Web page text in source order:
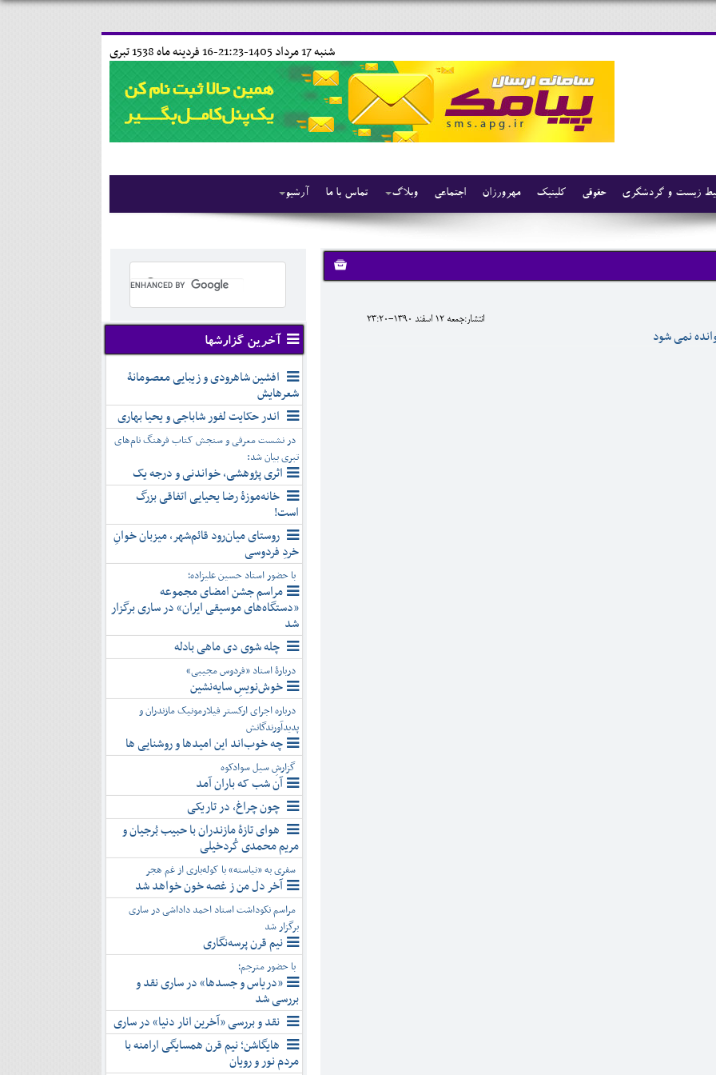
16 فردينه ماه 1538 تبری شنبه 17 مرداد 1405-21:23-
آرشیو تماس با ما وبلاگ اجتماعی مهرورزان کلینیک حقوقی زیست و گردشگری
انتشار:جمعه 12 اسفند 1390-23:20
نمی شود
آخرین گزارشها
افشین شاهرودی و زیبایی معصومانۀ
شعرهایش
اندر حکایت لفور شاباجی و یحیا بهاری
در نشست معرفی و سنجش کتاب فرهنگ نام‌های
تبری بیان شد:
اثری پژوهشی، خواندنی و درجه یک
خانه‌موزۀ رضا یحیایی اتفاقی بزرگ
است!
روستای میان‌رود قائم‌شهر، میزبان خوانِ
خردِ فردوسی
با حضور استاد حسین علیزاده؛
مراسم جشن امضای مجموعه
«دستگاه‌های موسیقی ایران» در ساری برگزار
شد
چله شوی دی ماهی بادله
دربارۀ استاد «فردوس مجیبی»
خوش‌نویسِ سایه‌نشین
درباره اجرای ارکستر فیلارمونیک مازندران و
پدیدآورندگانش
چه خوب‌اند این امیدها و روشنایی ها
گزارشِ سیل سوادکوه
آن شب که باران آمد
چون چراغ، در تاریکی
هوای تازۀ مازندران با حبیب بُرجیان و
مریم محمدی کُردخیلی
سفری به «نیاسته» با کوله‌باری از غم هجر
آخر دل من ز غصه خون خواهد شد
مراسم نکوداشت استاد احمد داداشی در ساری
برگزار شد
نیم قرن پرسه‌نگاری
با حضور مترجم؛
«دریاس و جسدها» در ساری نقد و
بررسی شد
نقد و بررسی «آخرین انار دنیا» در ساری
هایگاشن؛ نیم قرن همسایگی ارامنه با
مردم نور و رویان